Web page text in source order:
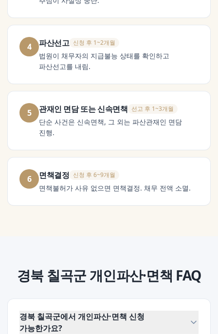
4 파산선고 신청 후 1~2개월
법원이 채무자의 지급불능 상태를 확인하고
파산선고를 내림.
5 관재인 면담 또는 신속면책 선고 후 1~3개월
단순 사건은 신속면책, 그 외는 파산관재인 면담
진행.
6 면책결정 신청 후 6~9개월
면책불허가 사유 없으면 면책결정. 채무 전액 소멸.
경북 칠곡군 개인파산·면책 FAQ
경북 칠곡군에서 개인파산·면책 신청
가능한가요?